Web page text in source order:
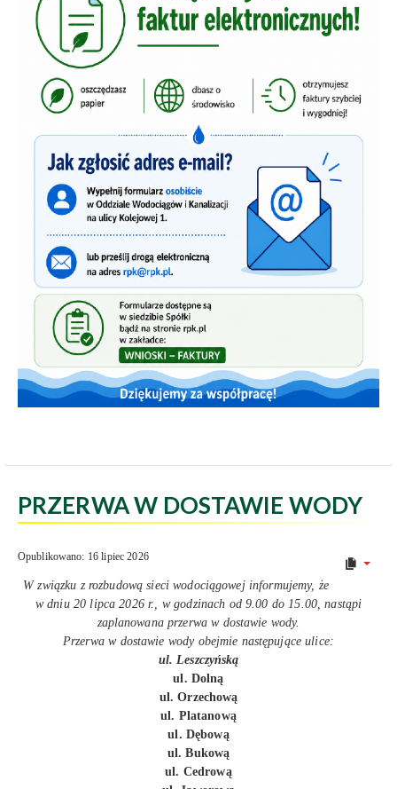
PRZERWA W DOSTAWIE WODY
Opublikowano: 16 lipiec 2026
W związku z rozbudową sieci wodociągowej informujemy, że
w dniu 20 lipca 2026 r., w godzinach od 9.00 do 15.00, nastąpi
zaplanowana przerwa w dostawie wody.
Przerwa w dostawie wody obejmie następujące ulice:
ul. Leszczyńską
ul. Dolną
ul. Orzechową
ul. Platanową
ul. Dębową
ul. Bukową
ul. Cedrową